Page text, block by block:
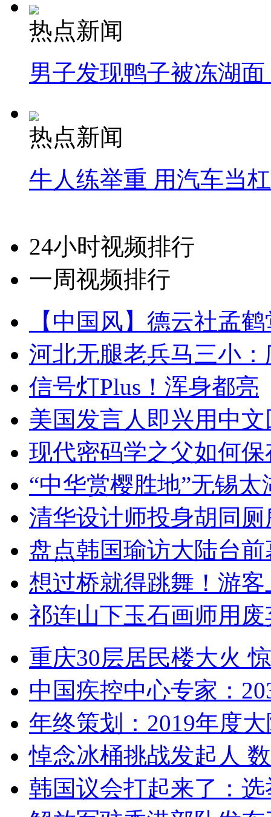
热点新闻
男子发现鸭子被冻湖
热点新闻
牛人练举重 用汽车当
24小时视频排行
一周视频排行
【中国风】德云社孟
河北无腿老兵马三小
信号灯Plus！浑身都亮
美国发言人即兴用中
现代密码学之父如何
“中华赏樱胜地”无锡
清华设计师投身胡同
盘点韩国瑜访大陆台
想过桥就得跳舞！游客
祁连山下玉石画师用
重庆30层居民楼大火
中国疾控中心专家：
年终策划：2019年度
悼念冰桶挑战发起人
韩国议会打起来了：